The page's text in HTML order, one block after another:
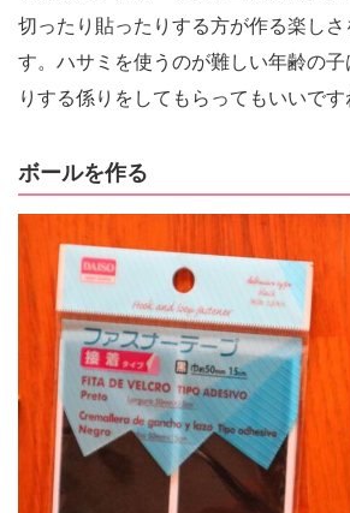
切ったり貼ったりする方が作る楽し
す。ハサミを使うのが難しい年齢の
りする係りをしてもらってもいいです
ボールを作る